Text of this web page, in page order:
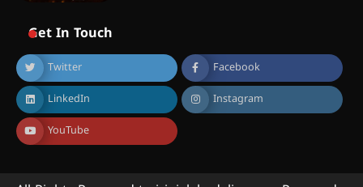
Get In Touch
Twitter Facebook
LinkedIn Instagram
YouTube